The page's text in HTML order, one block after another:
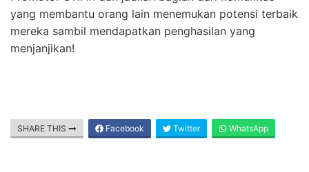
yang membantu orang lain menemukan potensi terbaik
mereka sambil mendapatkan penghasilan yang
menjanjikan!
SHARE THIS Facebook Twitter WhatsApp